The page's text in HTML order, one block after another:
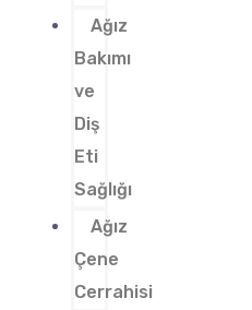
Ağız
Bakımı
ve
Diş
Eti
Sağlığı
Ağız
Çene
Cerrahisi